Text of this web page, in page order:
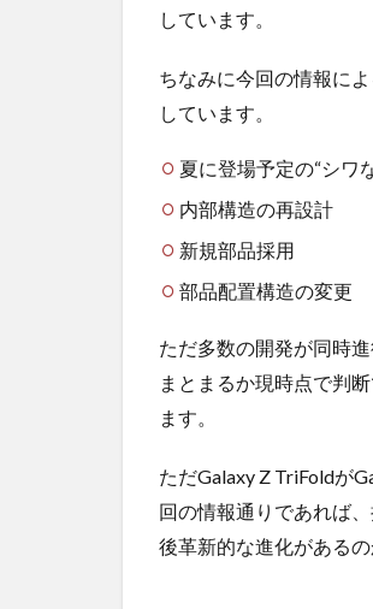
しています。
ちなみに今回の情報に
しています。
夏に登場予定の“シワ
内部構造の再設計
新規部品採用
部品配置構造の変更
ただ多数の開発が同時
まとまるか現時点で判
ます。
ただGalaxy Z TriFoldが
回の情報通りであれば
後革新的な進化があるの